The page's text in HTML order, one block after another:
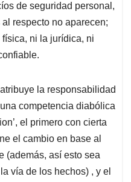
de seguridad personal,
respecto no aparecen;
ni la jurídica, ni
la responsabilidad
competencia diabólica
el primero con cierta
el cambio en base al
(además, así esto sea
vía de los hechos) , y el